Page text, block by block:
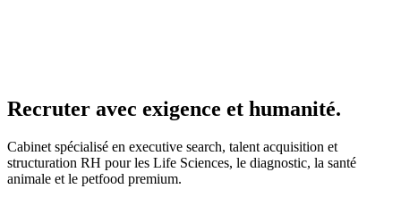
Recruter avec exigence et humanité.
Cabinet spécialisé en executive search, talent acquisition et
structuration RH pour les Life Sciences, le diagnostic, la santé
animale et le petfood premium.